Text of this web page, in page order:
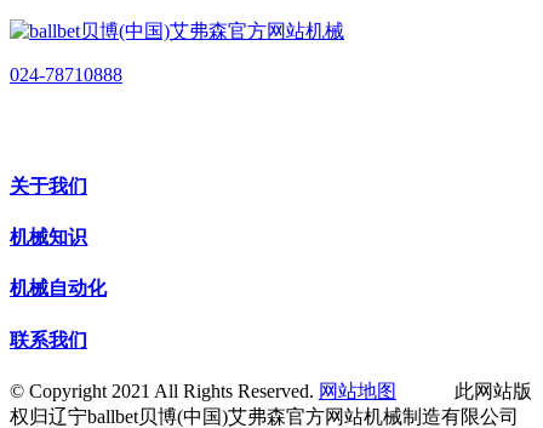
024-78710888
关于我们
机械知识
机械自动化
联系我们
© Copyright 2021 All Rights Reserved. 网站地图
此网站版
权归辽宁ballbet贝博(中国)艾弗森官方网站机械制造有限公司